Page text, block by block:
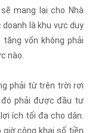
mang lại cho Nhà
là khu vực duy
vốn không phải
nào.
phải từ trên trời rơi
đó phải được đầu tư
ích tối đa cho dân.
giờ công khai số tiền